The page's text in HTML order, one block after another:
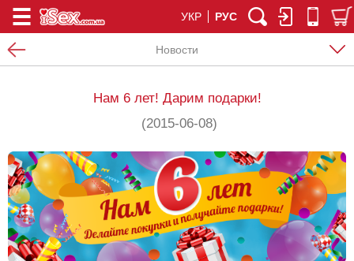
УКР РУС
Новости
Нам 6 лет! Дарим подарки!
(2015-06-08)